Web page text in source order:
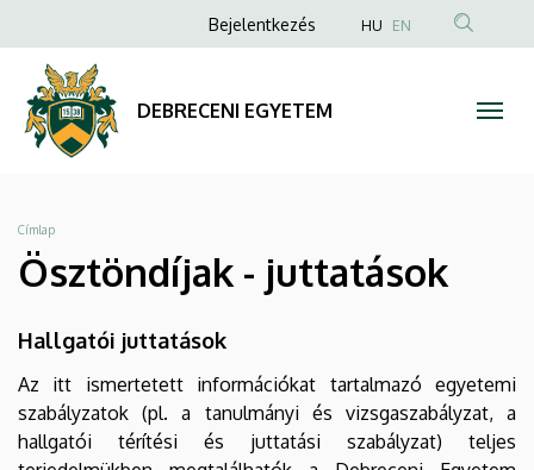
Ösztöndíjak
juttatások
DEBRECENI
EGYETEM
a
tartalomra
Anonim
menüje
Bejelentkezés HU EN
DEBRECENI EGYETEM
Morzsa
Címlap
Ösztöndíjak - juttatások
Hallgatói juttatások
Az itt ismertetett információkat tartalmazó egyetemi
szabályzatok (pl. a tanulmányi és vizsgaszabályzat, a
hallgatói térítési és juttatási szabályzat) teljes